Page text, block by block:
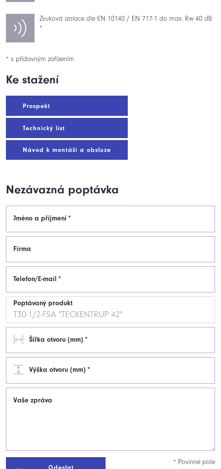
Zvuková izolace dle EN 10140 / EN 717-1 do max. Rw 40 dB
*
* s přídavným zařízením
Ke stažení
Prospekt
Technický list
Návod k montáži a obsluze
Nezávazná poptávka
Jméno a příjmení *
Firma
Telefon/E-mail *
Poptávaný produkt
Šířka otvoru (mm) *
Výška otvoru (mm) *
Vaše zpráva
Odeslat
* Povinné pole